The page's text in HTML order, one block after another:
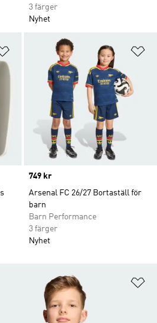
3 färger
Nyhet
Lägg till på önskelistan
Price
749 kr
Arsenal FC 26/27 Bortaställ för
barn
Barn Performance
3 färger
Nyhet